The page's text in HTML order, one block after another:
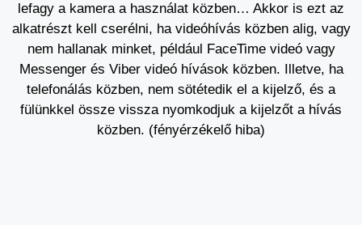
lefagy a kamera a használat közben… Akkor is ezt az
alkatrészt kell cserélni, ha videóhívás közben alig, vagy
nem hallanak minket, például FaceTime videó vagy
Messenger és Viber videó hívások közben. Illetve, ha
telefonálás közben, nem sötétedik el a kijelző, és a
fülünkkel össze vissza nyomkodjuk a kijelzőt a hívás
közben. (fényérzékelő hiba)